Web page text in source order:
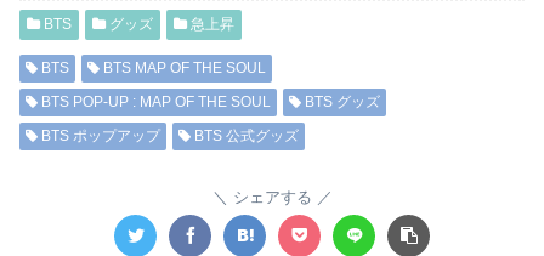
BTS グッズ 急上昇
BTS
BTS MAP OF THE SOUL
BTS POP-UP : MAP OF THE SOUL
BTS グッズ
BTS ポップアップ
BTS 公式グッズ
シェアする